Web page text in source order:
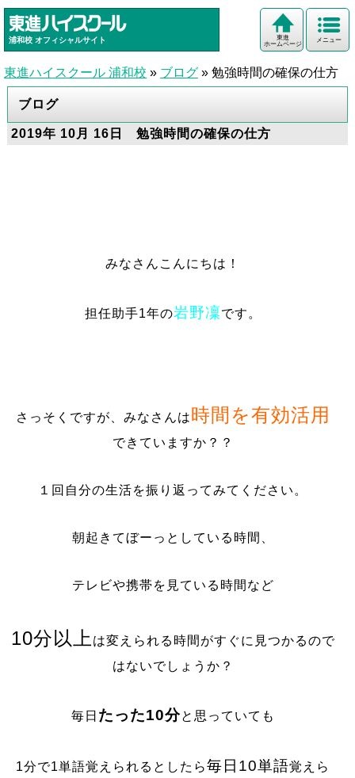
浦和校 オフィシャルサイト メニュー
東進
ホームページ
東進ハイスクール 浦和校 » ブログ » 勉強時間の確保の仕方
ブログ
2019年 10月 16日 勉強時間の確保の仕方
みなさんこんにちは！
担任助手1年の岩野凜です。
さっそくですが、みなさんは時間を有効活用
できていますか？？
１回自分の生活を振り返ってみてください。
朝起きてぼーっとしている時間、
テレビや携帯を見ている時間など
10分以上 は変えられる時間がすぐに見つかるので
はないでしょうか？
毎日 たった10分と思っていても
1分で1単語覚えられるとしたら毎日10単語覚えら